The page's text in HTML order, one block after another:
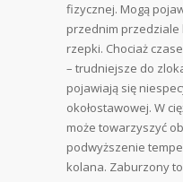
fizycznej. Mogą
przednim
rzepki. Chociaż
– trudniejsze do
pojawiają się
okołostawowej. W
może towarzyszyć
podwyższenie
kolana. Zaburzony